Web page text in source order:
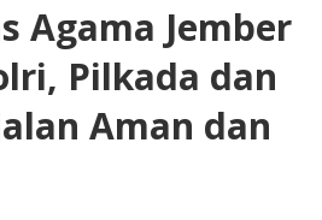
Agama Jember
Pilkada dan
Aman dan